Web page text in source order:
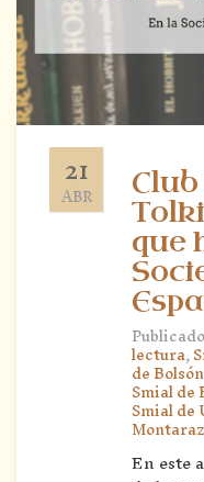
21
ABR
que
lectura,
de
Smial de
Smial de
Montaraz
En este